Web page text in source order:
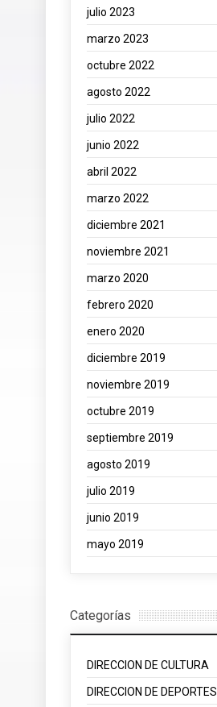
julio 2023
marzo 2023
octubre 2022
agosto 2022
julio 2022
junio 2022
abril 2022
marzo 2022
diciembre 2021
noviembre 2021
marzo 2020
febrero 2020
enero 2020
diciembre 2019
noviembre 2019
octubre 2019
septiembre 2019
agosto 2019
julio 2019
junio 2019
mayo 2019
Categorías
DIRECCION DE CULTURA
DIRECCION DE DEPORTES